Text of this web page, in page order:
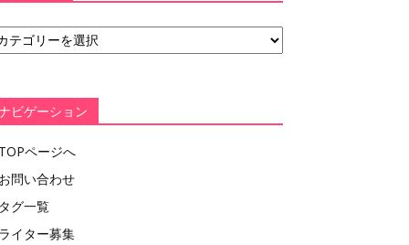
ビゲーション
TOPページへ
お問い合わせ
タグ一覧
ライター募集